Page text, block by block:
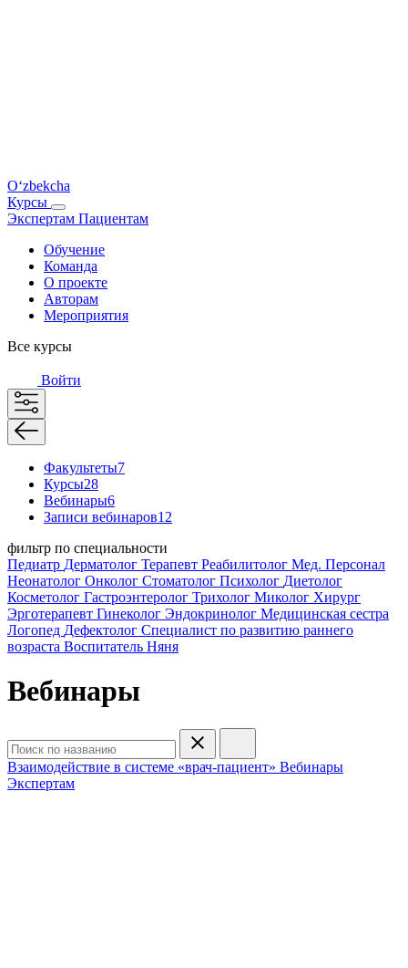
O‘zbekcha
Курсы
Экспертам Пациентам
Обучение
Команда
О проекте
Авторам
Мероприятия
Все курсы
Войти
Факультеты7
Курсы28
Вебинары6
Записи вебинаров12
фильтр по специальности
Педиатр Дерматолог Терапевт Реабилитолог Мед. Персонал
Неонатолог Онколог Стоматолог Психолог Диетолог
Косметолог Гастроэнтеролог Трихолог Миколог Хирург
Эрготерапевт Гинеколог Эндокринолог Медицинская сестра
Логопед Дефектолог Специалист по развитию раннего
возраста Воспитатель Няня
Вебинары
Взаимодействие в системе «врач-пациент» Вебинары
Экспертам